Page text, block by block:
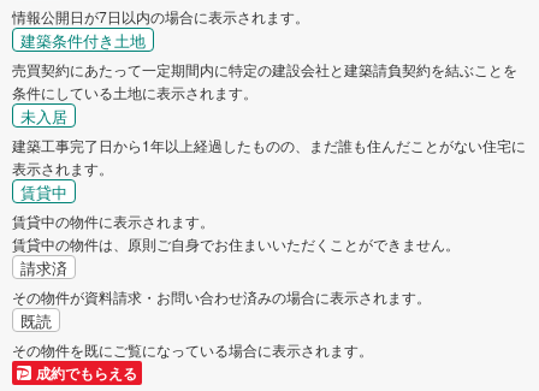
情報公開日が7日以内の場合に表示されます。
建築条件付き土地
売買契約にあたって一定期間内に特定の建設会社と建築請負契約を結ぶことを
条件にしている土地に表示されます。
未入居
建築工事完了日から1年以上経過したものの、まだ誰も住んだことがない住宅に
表示されます。
賃貸中
賃貸中の物件に表示されます。
賃貸中の物件は、原則ご自身でお住まいいただくことができません。
請求済
その物件が資料請求・お問い合わせ済みの場合に表示されます。
既読
その物件を既にご覧になっている場合に表示されます。
成約でもらえる